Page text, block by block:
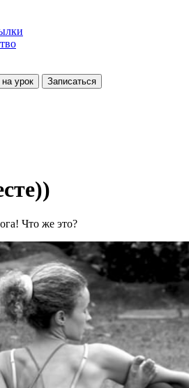
урок Записаться
Что же это?